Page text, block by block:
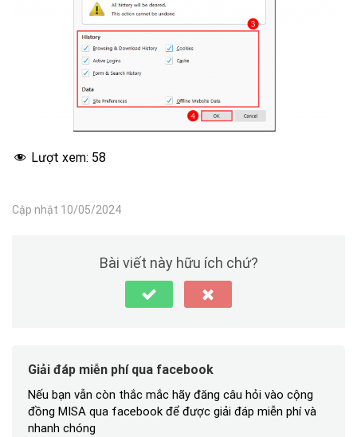
Lượt xem: 58
Cập nhật 10/05/2024
Bài viết này hữu ích chứ?
Giải đáp miễn phí qua facebook
Nếu bạn vẫn còn thắc mắc hãy đăng câu hỏi vào cộng
đồng MISA qua facebook để được giải đáp miễn phí và
nhanh chóng